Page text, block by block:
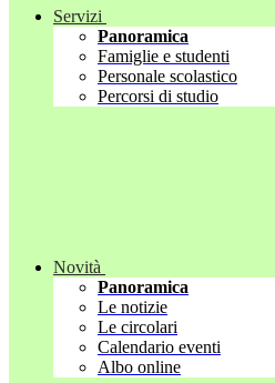
Servizi
Panoramica
Famiglie e studenti
Personale scolastico
Percorsi di studio
Novità
Panoramica
Le notizie
Le circolari
Calendario eventi
Albo online